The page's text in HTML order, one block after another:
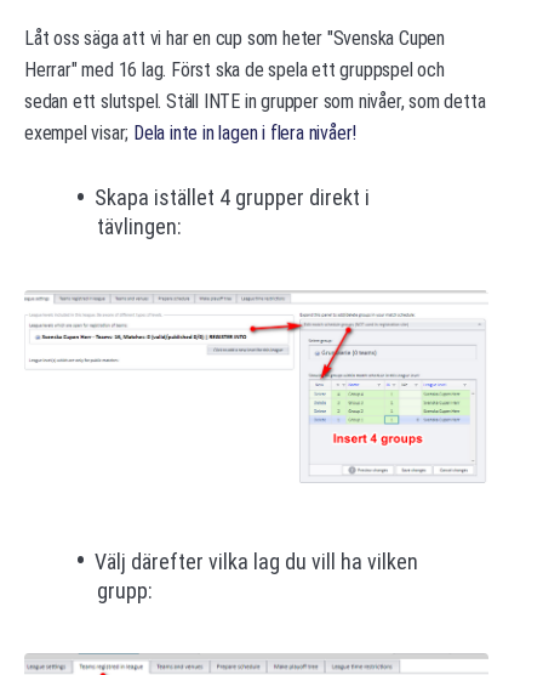
Låt oss säga att vi har en cup som heter "Svenska Cupen
Herrar" med 16 lag. Först ska de spela ett gruppspel och
sedan ett slutspel. Ställ INTE in grupper som nivåer, som detta
exempel visar; Dela inte in lagen i flera nivåer!
Skapa istället 4 grupper direkt i
tävlingen:
Välj därefter vilka lag du vill ha vilken
grupp: